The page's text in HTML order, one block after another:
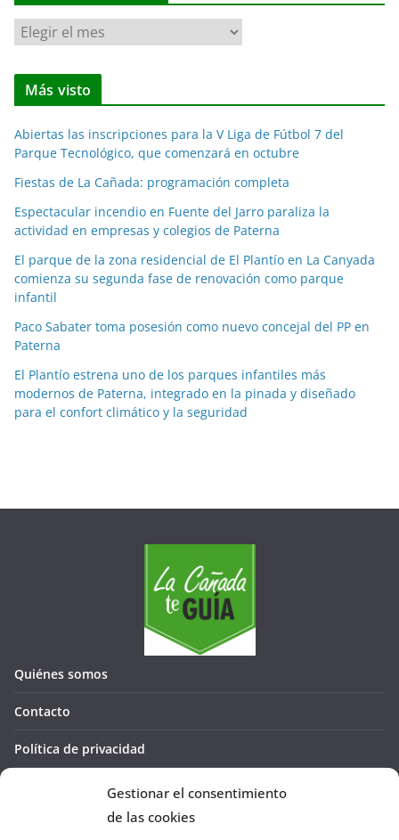
Gestionar el consentimiento
de las cookies
N
o
t
i
a
s
p
o
m
e
e
Más visto
Abiertas las inscripciones para la V Liga de Fútbol 7 del
Parque Tecnológico, que comenzará en octubre
Fiestas de La Cañada: programación completa
Espectacular incendio en Fuente del Jarro paraliza la
actividad en empresas y colegios de Paterna
El parque de la zona residencial de El Plantío en La Canyada
comienza su segunda fase de renovación como parque
infantil
Paco Sabater toma posesión como nuevo concejal del PP en
Paterna
El Plantío estrena uno de los parques infantiles más
modernos de Paterna, integrado en la pinada y diseñado
para el confort climático y la seguridad
Quiénes somos
Contacto
Política de privacidad
Política de cookies (UE)